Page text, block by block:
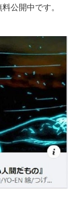
公開中です。